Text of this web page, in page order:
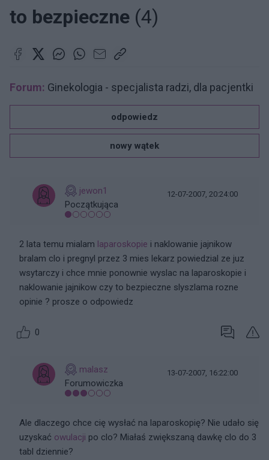
to bezpieczne (4)
Forum: Ginekologia - specjalista radzi, dla pacjentki
odpowiedz
nowy wątek
jewon1
Początkująca
12-07-2007, 20:24:00
2 lata temu mialam laparoskopie i naklowanie jajnikow
bralam clo i pregnyl przez 3 mies lekarz powiedzial ze juz
wsytarczy i chce mnie ponownie wyslac na laparoskopie i
naklowanie jajnikow czy to bezpieczne slyszlama rozne
opinie ? prosze o odpowiedz
0
malasz
Forumowiczka
13-07-2007, 16:22:00
Ale dlaczego chce cię wysłać na laparoskopię? Nie udało się
uzyskać owulacji po clo? Miałaś zwiększaną dawkę clo do 3
tabl dziennie?